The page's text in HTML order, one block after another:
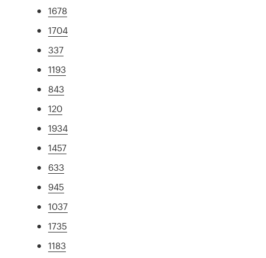
1678
1704
337
1193
843
120
1934
1457
633
945
1037
1735
1183